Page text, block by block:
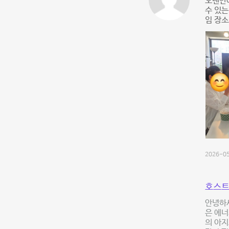
수 있
임 장
2026-
호스
안녕하
은 에
의 아